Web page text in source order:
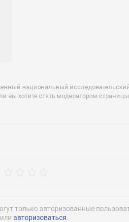
национальный
вы хотите стать модератором страницы
только авторизованные
или авторизоваться.